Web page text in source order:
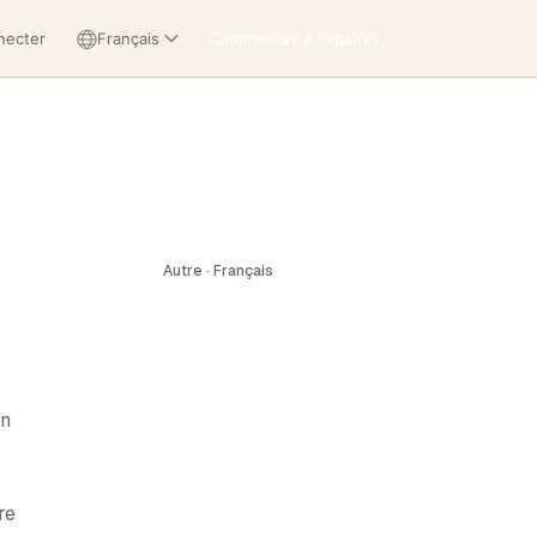
Commencer à explorer
Français
Autre · Français